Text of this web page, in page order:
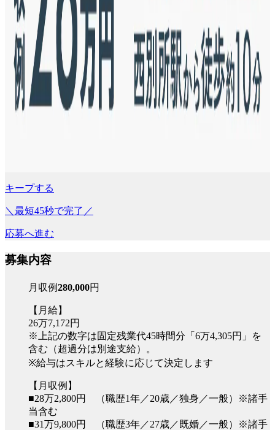
キープする
＼最短45秒で完了／
応募へ進む
募集内容
月収例280,000円
【月給】
26万7,172円
※上記の数字は固定残業代45時間分「6万4,305円」を
含む（超過分は別途支給）。
※給与はスキルと経験に応じて決定します
【月収例】
■28万2,800円 （職歴1年／20歳／独身／一般）※諸手
当含む
■31万9,800円 （職歴3年／27歳／既婚／一般）※諸手